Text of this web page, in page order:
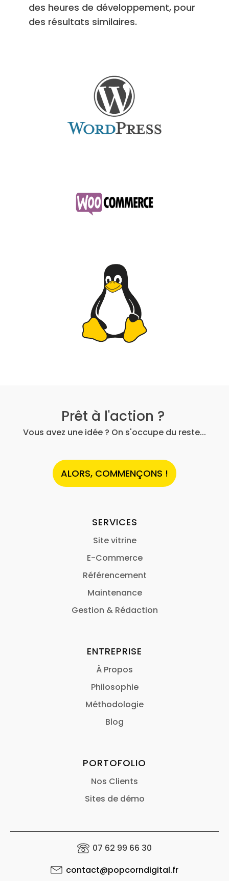
des heures de développement, pour
des résultats similaires.
Prêt à l'action ?
Vous avez une idée ? On s'occupe du reste...
ALORS, COMMENÇONS !
SERVICES
Site vitrine
E-Commerce
Référencement
Maintenance
Gestion & Rédaction
ENTREPRISE
À Propos
Philosophie
Méthodologie
Blog
PORTOFOLIO
Nos Clients
Sites de démo
07 62 99 66 30
contact@popcorndigital.fr